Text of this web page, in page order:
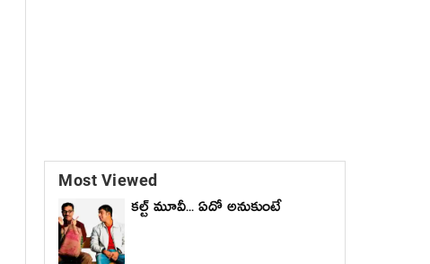
Most Viewed
కల్ట్ మూవీ... ఏదో అనుకుంటే